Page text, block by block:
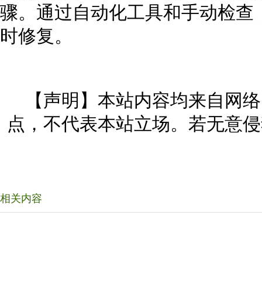
骤。通过自动化工具和手动检
时修复。
【声明】本站内容均来自网
点，不代表本站立场。若无意
相关内容